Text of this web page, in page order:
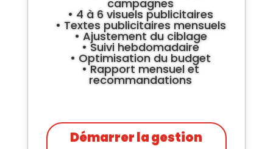
campagnes
• 4 à 6 visuels publicitaires
• Textes publicitaires mensuels
• Ajustement du ciblage
• Suivi hebdomadaire
• Optimisation du budget
• Rapport mensuel et
recommandations
Démarrer la gestion